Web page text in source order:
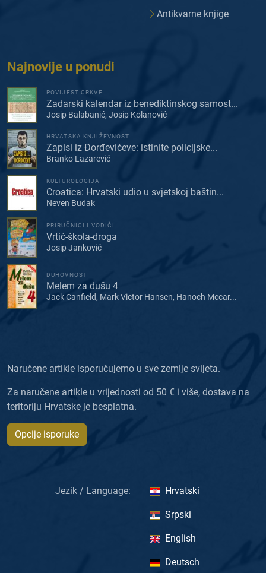
Antikvarne knjige
Najnovije u ponudi
POVIJEST CRKVE
Zadarski kalendar iz benediktinskog samost...
Josip Balabanić, Josip Kolanović
HRVATSKA KNJIŽEVNOST
Zapisi iz Đorđevićeve: istinite policijske...
Branko Lazarević
KULTUROLOGIJA
Croatica: Hrvatski udio u svjetskoj baštin...
Neven Budak
PRIRUČNICI I VODIČI
Vrtić-škola-droga
Josip Janković
DUHOVNOST
Melem za dušu 4
Jack Canfield, Mark Victor Hansen, Hanoch Mccar...
Naručene artikle isporučujemo u sve zemlje svijeta.
Za naručene artikle u vrijednosti od 50 € i više, dostava na
teritoriju Hrvatske je besplatna.
Opcije isporuke
Jezik / Language: Hrvatski
Srpski
English
Deutsch